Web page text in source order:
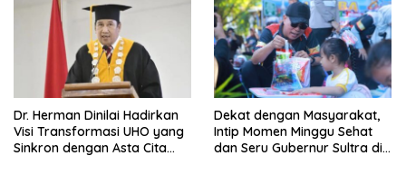
Dr. Herman Dinilai Hadirkan
Visi Transformasi UHO yang
Sinkron dengan Asta Cita
Dekat dengan Masyarakat,
Intip Momen Minggu Sehat
dan Seru Gubernur Sultra di